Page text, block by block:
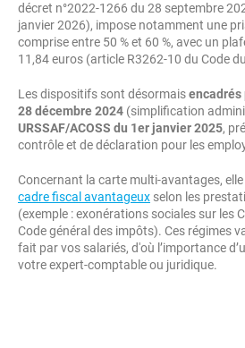
décret n°2022-1266 du 28 septembre
janvier 2026), impose notamment une
comprise entre 50 % et 60 %, avec un
11,84 euros (article R3262-10 du Code
Les dispositifs sont désormaisencadrés
28 décembre 2024 (simplification
URSSAF/ACOSS du 1er janvier 2025,
contrôle et de déclaration pour les
Concernant la carte multi-avantages, elle
cadre fiscal avantageux selon les
(exemple : exonérations sociales sur les
Code général des impôts). Ces régimes
fait par vos salariés, d'où l’importance
votre expert-comptable ou juridique.